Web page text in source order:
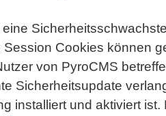
Cookies können
von PyroCMS
Sicherheitsupdate
installiert und aktiviert ist.